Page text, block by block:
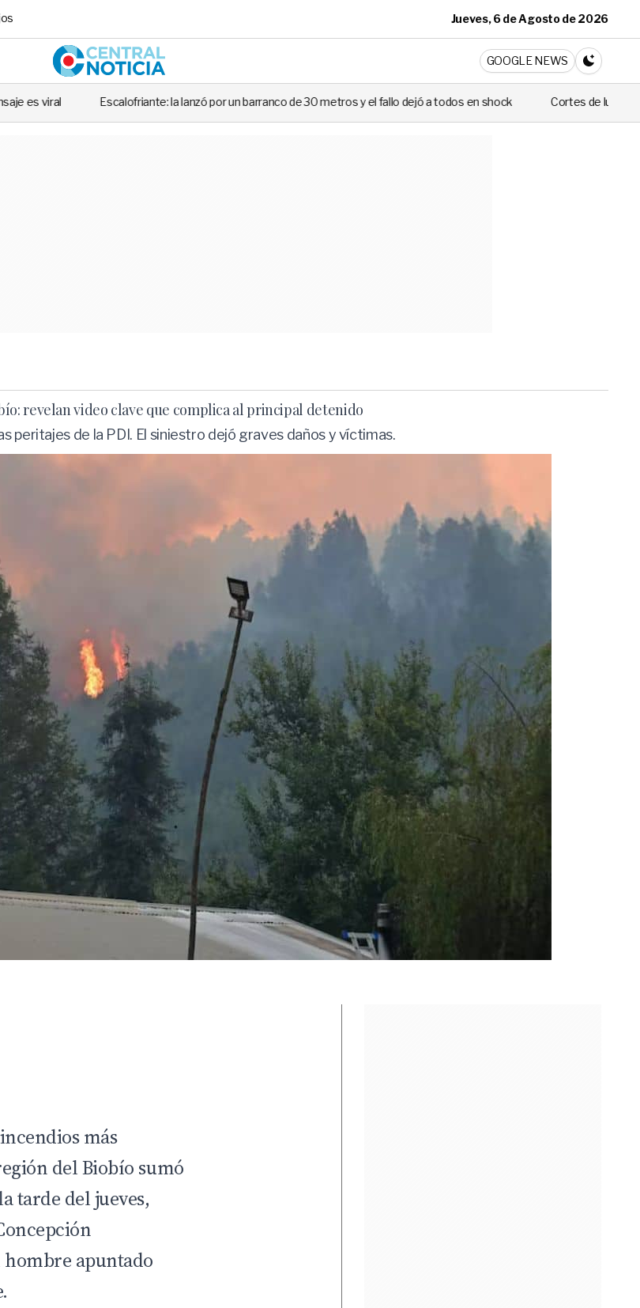
Jueves, 6 de Agosto de 2026
Central Noticia
GOOGLE NEWS
CAMBIA A
Escalofriante: la lanzó por un barranco de 30 metros y el fallo dejó a todos en shock Cortes de luz de hasta 8 horas
revelan video clave que complica al principal detenido
peritajes de la PDI. El siniestro dejó graves daños y víctimas.
más
del Biobío sumó
tarde del jueves,
apuntado